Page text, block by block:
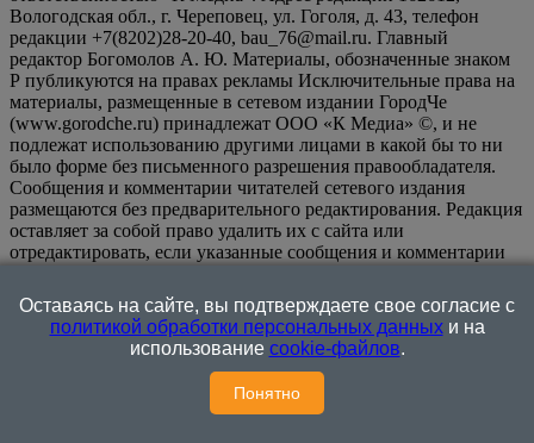
Вологодская обл., г. Череповец, ул. Гоголя, д. 43, телефон
редакции +7(8202)28-20-40, bau_76@mail.ru. Главный
редактор Богомолов А. Ю. Материалы, обозначенные знаком
Р публикуются на правах рекламы Исключительные права на
материалы, размещенные в сетевом издании ГородЧе
(www.gorodche.ru) принадлежат ООО «К Медиа» ©, и не
подлежат использованию другими лицами в какой бы то ни
было форме без письменного разрешения правообладателя.
Сообщения и комментарии читателей сетевого издания
размещаются без предварительного редактирования. Редакция
оставляет за собой право удалить их с сайта или
отредактировать, если указанные сообщения и комментарии
или нарушением иных требований закона.
информационном ресурсе применяются рекомендательные
технологии (информационные технологии предоставления
информации на основе сбора, систематизации и анализа
сведений, относящихся к предпочтениям пользователей сети
"Интернет", находящихся на территории Российской
Оставаясь на сайте, вы подтверждаете свое согласие с
политикой обработки персональных данныхи на
использование cookie-файлов.
Понятно